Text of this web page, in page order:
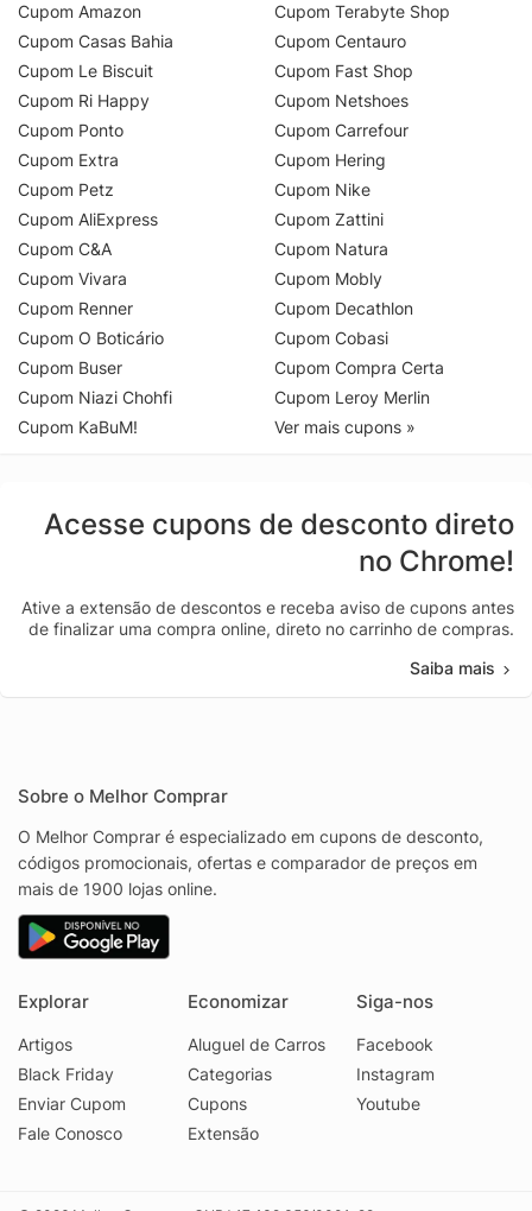
Cupom Amazon
Cupom Casas Bahia
Cupom Le Biscuit
Cupom Ri Happy
Cupom Ponto
Cupom Extra
Cupom Petz
Cupom AliExpress
Cupom C&A
Cupom Vivara
Cupom Renner
Cupom O Boticário
Cupom Buser
Cupom Niazi Chohfi
Cupom KaBuM!
Cupom Terabyte Shop
Cupom Centauro
Cupom Fast Shop
Cupom Netshoes
Cupom Carrefour
Cupom Hering
Cupom Nike
Cupom Zattini
Cupom Natura
Cupom Mobly
Cupom Decathlon
Cupom Cobasi
Cupom Compra Certa
Cupom Leroy Merlin
Ver mais cupons »
Acesse cupons de desconto direto
no Chrome!
Ative a extensão de descontos e receba aviso de cupons antes
de finalizar uma compra online, direto no carrinho de compras.
Saiba mais
Sobre o Melhor Comprar
O Melhor Comprar é especializado em cupons de desconto,
códigos promocionais, ofertas e comparador de preços em
mais de 1900 lojas online.
Explorar
Artigos
Black Friday
Enviar Cupom
Fale Conosco
Economizar
Aluguel de Carros
Categorias
Cupons
Extensão
Siga-nos
Facebook
Instagram
Youtube